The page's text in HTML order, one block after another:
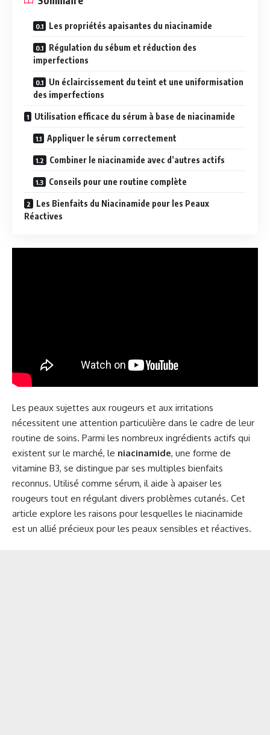
Les propriétés apaisantes du niacinamide
Régulation du sébum et réduction des
imperfections
Un éclaircissement du teint et une uniformisation
des imperfections
Utilisation efficace du sérum à base de niacinamide
Appliquer le sérum correctement
Combiner le niacinamide avec d’autres actifs
Conseils pour une routine complète
Les Bienfaits du Niacinamide pour les Peaux
Réactives
Les peaux sujettes aux rougeurs et aux irritations
nécessitent une attention particulière dans le cadre de leur
routine de soins. Parmi les nombreux ingrédients actifs qui
existent sur le marché, le niacinamide, une forme de
vitamine B3, se distingue par ses multiples bienfaits
reconnus. Utilisé comme sérum, il aide à apaiser les
rougeurs tout en régulant divers problèmes cutanés. Cet
article explore les raisons pour lesquelles le niacinamide
est un allié précieux pour les peaux sensibles et réactives.